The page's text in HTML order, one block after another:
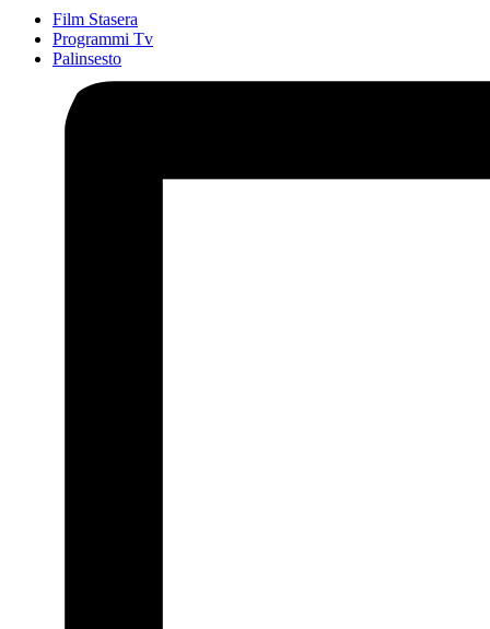
Film Stasera
Programmi Tv
Palinsesto